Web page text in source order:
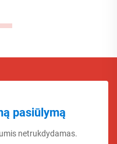
pasiūlymą
netrukdydamas.